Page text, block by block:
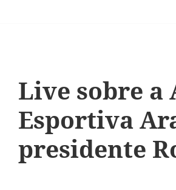
Live sobre a
Esportiva
presidente